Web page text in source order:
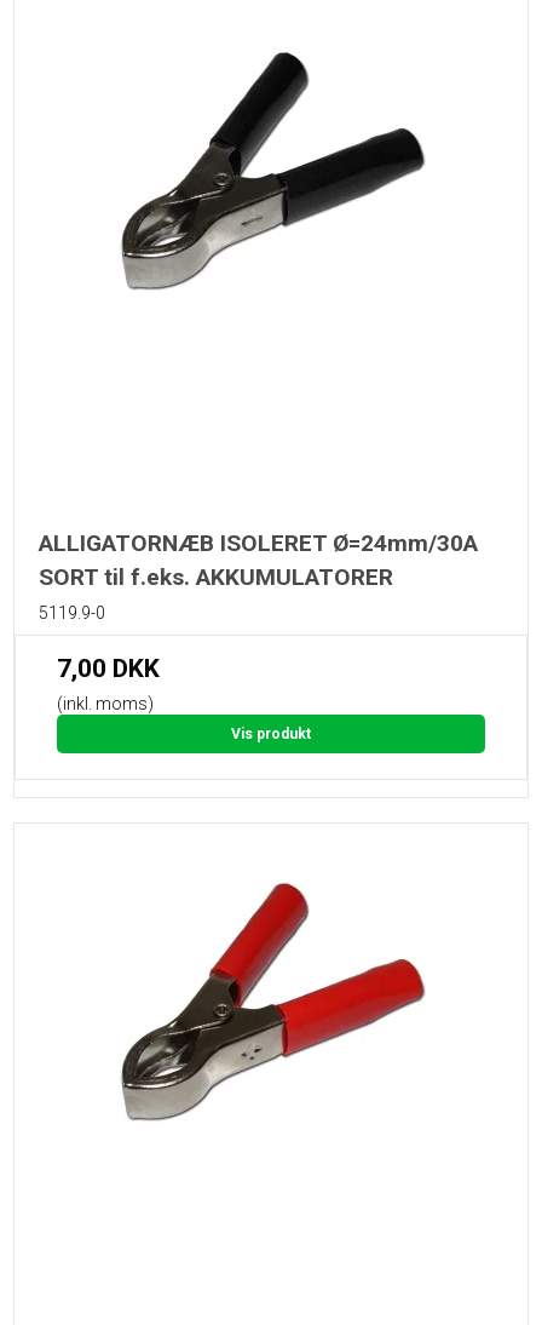
ALLIGATORNÆB ISOLERET Ø=24mm/30A
SORT til f.eks. AKKUMULATORER
5119.9-0
7,00 DKK
(inkl. moms)
Vis produkt